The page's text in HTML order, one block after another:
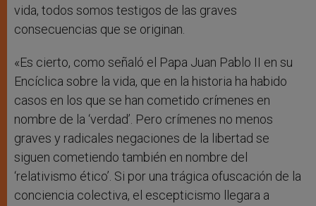
vida, todos somos testigos de las graves
consecuencias que se originan.
«Es cierto, como señaló el Papa Juan Pablo II en su
Encíclica sobre la vida, que en la historia ha habido
casos en los que se han cometido crímenes en
nombre de la ‘verdad’. Pero crímenes no menos
graves y radicales negaciones de la libertad se
siguen cometiendo también en nombre del
‘relativismo ético’. Si por una trágica ofuscación de la
conciencia colectiva, el escepticismo llegara a